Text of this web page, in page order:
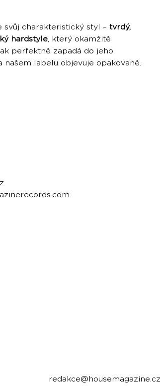
svůj charakteristický styl – tvrdý,
hardstyle, který okamžitě
perfektně zapadá do jeho
labelu objevuje opakovaně.
redakce@housemagazine.cz